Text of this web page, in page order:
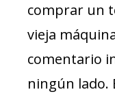
comprar un
vieja
comentario
ningún lado.